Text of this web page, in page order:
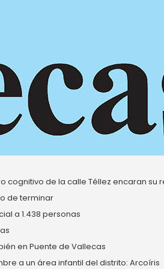
de la calle Téllez encaran su
de terminar
a 1.438 personas
en Puente de Vallecas
a un área infantil del distrito: Arcoíris